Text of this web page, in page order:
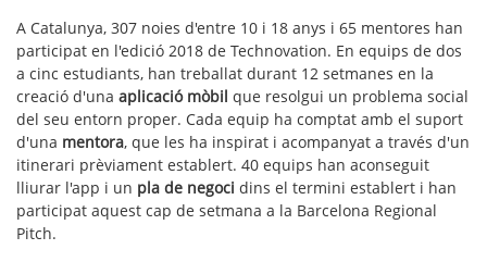
A Catalunya, 307 noies d'entre 10 i 18 anys i 65 mentores han
participat en l'edició 2018 de Technovation. En equips de dos
a cinc estudiants, han treballat durant 12 setmanes en la
creació d'una aplicació mòbil que resolgui un problema social
del seu entorn proper. Cada equip ha comptat amb el suport
d'una mentora, que les ha inspirat i acompanyat a través d'un
itinerari prèviament establert. 40 equips han aconseguit
lliurar l'app i un pla de negoci dins el termini establert i han
participat aquest cap de setmana a la Barcelona Regional
Pitch.